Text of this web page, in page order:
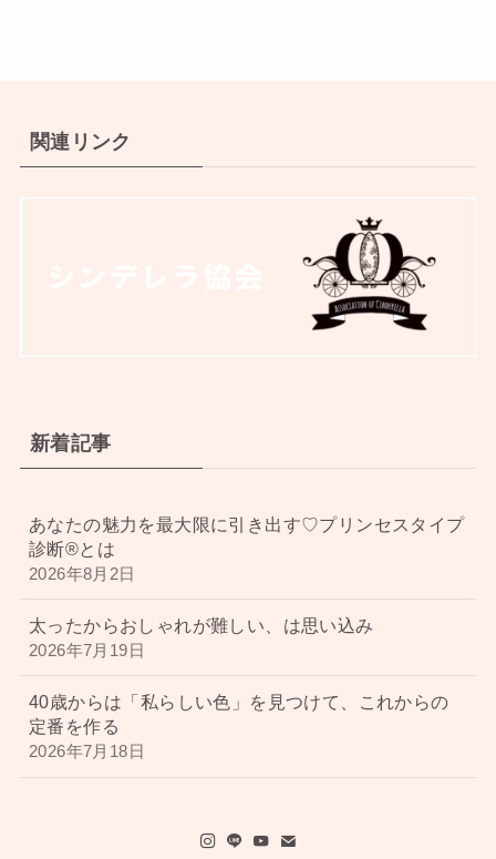
関連リンク
新着記事
あなたの魅力を最大限に引き出す♡プリンセスタイプ
診断®︎とは
2026年8月2日
太ったからおしゃれが難しい、は思い込み
2026年7月19日
40歳からは「私らしい色」を見つけて、これからの
定番を作る
2026年7月18日